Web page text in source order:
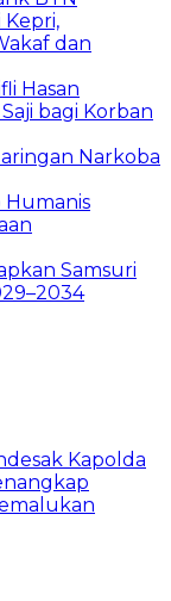
Kepri,
dan
Hasan
bagi Korban
Narkoba
Samsuri
Kapolda